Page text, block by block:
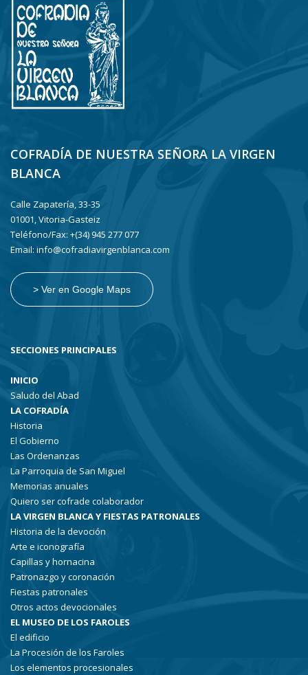
COFRADÍA DE NUESTRA SEÑORA LA VIRGEN
BLANCA
Calle Zapatería, 33-35
01001, Vitoria-Gasteiz
Teléfono/Fax: +(34) 945 277 077
Email: info@cofradiavirgenblanca.com
> Ver en Google Maps
SECCIONES PRINCIPALES
INICIO
Saludo del Abad
LA COFRADÍA
Historia
El Gobierno
Las Ordenanzas
La Parroquia de San Miguel
Memorias anuales
Quiero ser cofrade colaborador
LA VIRGEN BLANCA Y FIESTAS PATRONALES
Historia de la devoción
Arte e iconografía
Capillas y hornacina
Patronazgo y coronación
Fiestas patronales
Otros actos devocionales
EL MUSEO DE LOS FAROLES
El edificio
La Procesión de los Faroles
Los elementos procesionales